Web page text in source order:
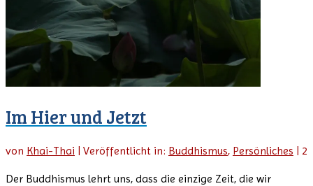
Im Hier und Jetzt
von Khai-Thai | Veröffentlicht in: Buddhismus, Persönliches | 2
Der Buddhismus lehrt uns, dass die einzige Zeit, die wir